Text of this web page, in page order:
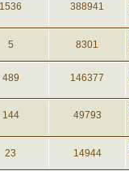
1536 388941
5 8301
489 146377
144 49793
23 14944